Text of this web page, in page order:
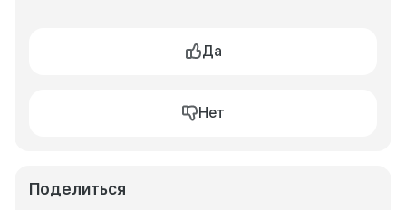
Да
Нет
Поделиться